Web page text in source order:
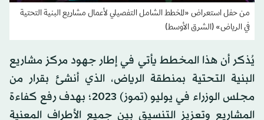
من حفل استعراض «المخطط الشامل التفصيلي لأعمال مشاريع البنية التحتية
في الرياض» (الشرق الأوسط)
يُذكر أن هذا المخطط يأتي في إطار جهود مركز مشاريع
البنية التحتية بمنطقة الرياض، الذي أنشئ بقرار من
مجلس الوزراء في يوليو (تموز) 2023؛ بهدف رفع كفاءة
المشاريع وتعزيز التنسيق بين جميع الأطراف المعنية